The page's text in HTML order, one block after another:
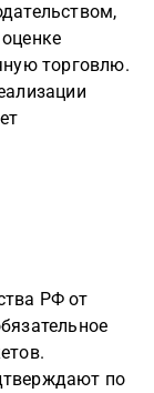
торговлю.
РФ от
по